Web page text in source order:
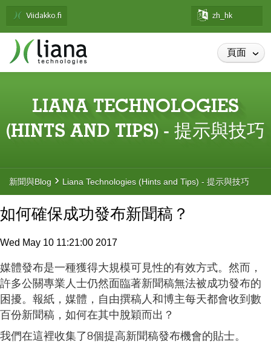
Viidakko.fi zh_hk
頁面 ›
LIANA TECHNOLOGIES
(HINTS AND TIPS) - 提示與技巧
新聞與Blog › Liana Technologies (Hints and Tips) - 提示與技巧
如何確保成功發布新聞稿？
Wed May 10 11:21:00 2017
媒體發布是一種獲得大規模可見性的有效方式。然而，
許多公關專業人士仍然面臨著新聞稿無法被成功發布的
困擾。報紙，媒體，自由撰稿人和博主每天都會收到數
百份新聞稿，如何在其中脫穎而出？
我們在這裡收集了8個提高新聞稿發布機會的貼士。